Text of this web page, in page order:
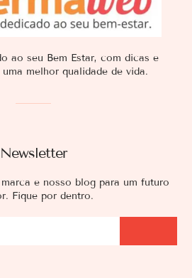
Newsletter
e nosso blog para um futuro
Fique por dentro.
ao seu Bem Estar, com dicas e
melhor qualidade de vida.